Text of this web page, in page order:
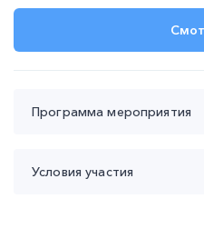
Программа мероприятия
Условия участия